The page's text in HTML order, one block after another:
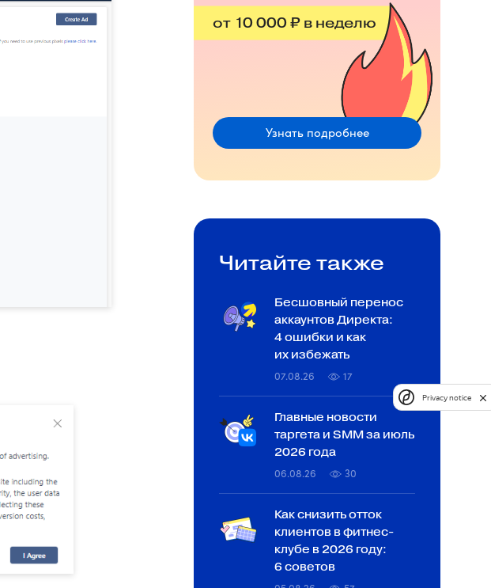
от 10 000 ₽ в неделю
Узнать подробнее
Читайте также
Бесшовный перенос
аккаунтов Директа:
4 ошибки и как
их избежать
07.08.26 17
Главные новости
таргета и SMM за июль
2026 года
06.08.26 30
Как снизить отток
клиентов в фитнес-
клубе в 2026 году:
6 советов
Privacy notice